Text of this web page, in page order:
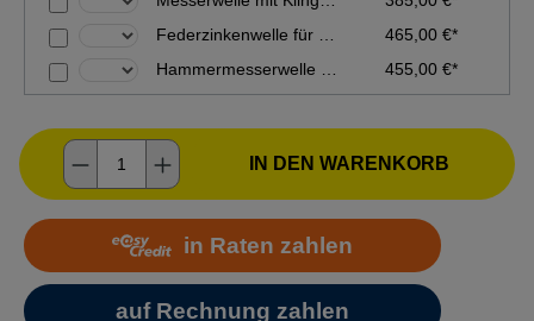
465,00 €*
455,00 €*
Produkt Anzahl: Gib den gewünschten
IN DEN WARENKORB